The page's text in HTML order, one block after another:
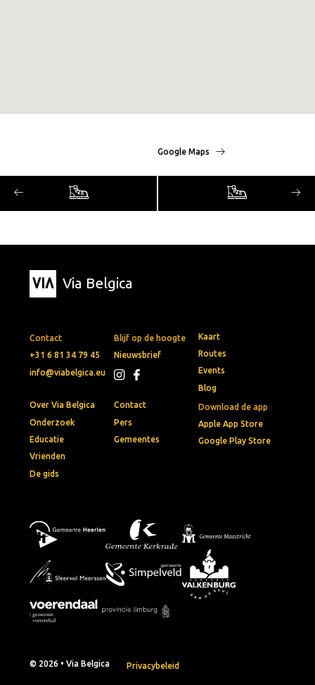
Google Maps
Via Belgica
Contact
+31 6 81 34 79 45
info@viabelgica.eu
Blijf op de hoogte
Nieuwsbrief
Download de app
Apple App Store
Google Play Store
Kaart
Routes
Events
Blog
Over Via Belgica
Onderzoek
Educatie
Vrienden
De gids
Contact
Pers
Gemeentes
© 2026 • Via Belgica Privacybeleid